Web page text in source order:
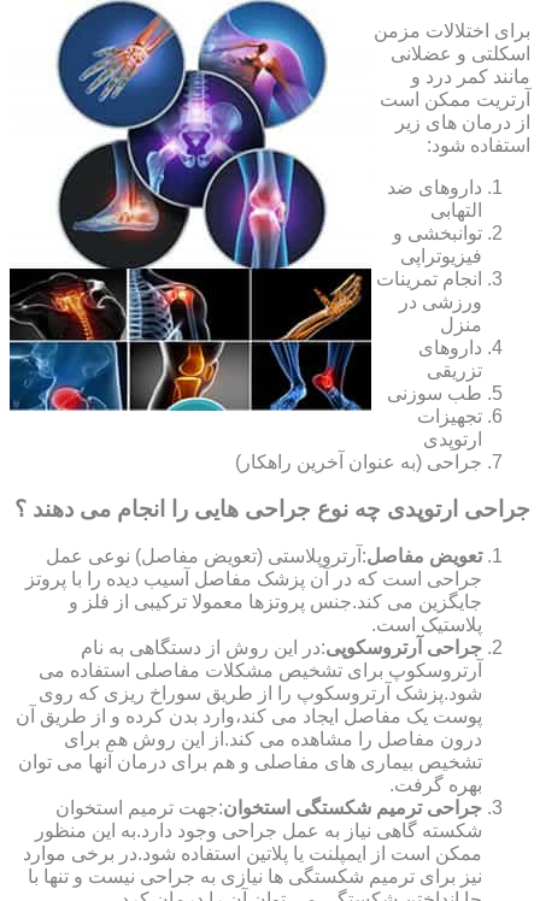
برای اختلالات مزمن
اسکلتی و عضلانی
مانند کمر درد و
آرتریت ممکن است
از درمان های زیر
استفاده شود:
داروهای ضد
التهابی
توانبخشی و
فیزیوتراپی
انجام تمرینات
ورزشی در
منزل
داروهای
تزریقی
طب سوزنی
تجهیزات
ارتوپدی
جراحی (به عنوان آخرین راهکار)
جراحی ارتوپدی چه نوع جراحی هایی را انجام می دهند ؟
تعویض مفاصل:آرتروپلاستی (تعویض مفاصل) نوعی عمل
جراحی است که در آن پزشک مفاصل آسیب دیده را با پروتز
جایگزین می کند.جنس پروتزها معمولا ترکیبی از فلز و
پلاستیک است.
جراحی آرتروسکوپی:در این روش از دستگاهی به نام
آرتروسکوپ برای تشخیص مشکلات مفاصلی استفاده می
شود.پزشک آرتروسکوپ را از طریق سوراخ ریزی که روی
پوست یک مفاصل ایجاد می کند،وارد بدن کرده و از طریق آن
درون مفاصل را مشاهده می کند.از این روش هم برای
تشخیص بیماری های مفاصلی و هم برای درمان آنها می توان
بهره گرفت.
جراحی ترمیم شکستگی استخوان:جهت ترمیم استخوان
شکسته گاهی نیاز به عمل جراحی وجود دارد.به این منظور
ممکن است از ایمپلنت یا پلاتین استفاده شود.در برخی موارد
نیز برای ترمیم شکستگی ها نیازی به جراحی نیست و تنها با